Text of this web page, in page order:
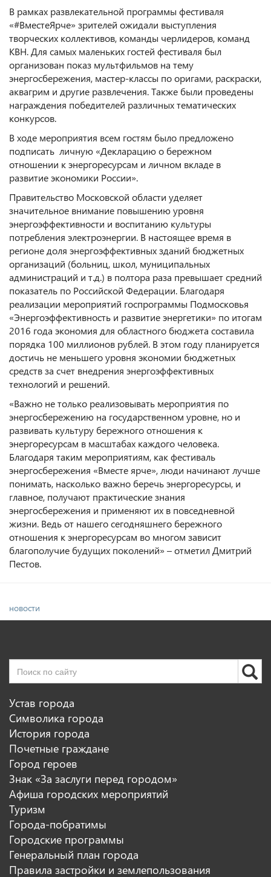
В рамках развлекательной программы фестиваля
«#ВместеЯрче» зрителей ожидали выступления
творческих коллективов, команды черлидеров, команд
КВН. Для самых маленьких гостей фестиваля был
организован показ мультфильмов на тему
энергосбережения, мастер-классы по оригами, раскраски,
аквагрим и другие развлечения. Также были проведены
награждения победителей различных тематических
конкурсов.
В ходе мероприятия всем гостям было предложено
подписать личную «Декларацию о бережном
отношении к энергоресурсам и личном вкладе в
развитие экономики России».
Правительство Московской области уделяет
значительное внимание повышению уровня
энергоэффективности и воспитанию культуры
потребления электроэнергии. В настоящее время в
регионе доля энергоэффективных зданий бюджетных
организаций (больниц, школ, муниципальных
администраций и т.д.) в полтора раза превышает средний
показатель по Российской Федерации. Благодаря
реализации мероприятий госпрограммы Подмосковья
«Энергоэффективность и развитие энергетики» по итогам
2016 года экономия для областного бюджета составила
порядка 100 миллионов рублей. В этом году планируется
достичь не меньшего уровня экономии бюджетных
средств за счет внедрения энергоэффективных
технологий и решений.
«Важно не только реализовывать мероприятия по
энергосбережению на государственном уровне, но и
развивать культуру бережного отношения к
энергоресурсам в масштабах каждого человека.
Благодаря таким мероприятиям, как фестиваль
энергосбережения «Вместе ярче», люди начинают лучше
понимать, насколько важно беречь энергоресурсы, и
главное, получают практические знания
энергосбережения и применяют их в повседневной
жизни. Ведь от нашего сегодняшнего бережного
отношения к энергоресурсам во многом зависит
благополучие будущих поколений» – отметил Дмитрий
Пестов.
новости
Устав города
Символика города
История города
Почетные граждане
Город героев
Знак «За заслуги перед городом»
Афиша городских мероприятий
Туризм
Города-побратимы
Городские программы
Генеральный план города
Правила застройки и землепользования